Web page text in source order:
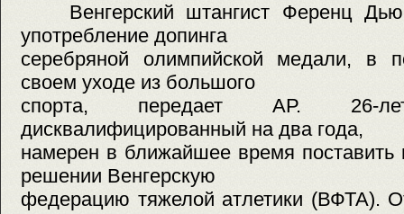
Венгерский штангист Ференц
употребление допинга
серебряной олимпийской медали, в
своем уходе из большого
спорта, передает АР. 26-
дисквалифицированный на два года,
намерен в ближайшее время поставить
решении Венгерскую
федерацию тяжелой атлетики (ВФТА).